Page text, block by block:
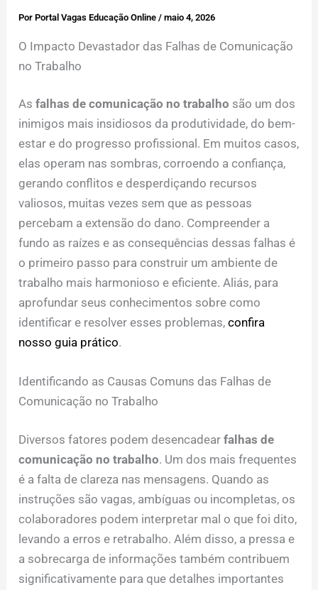
PorPortal Vagas Educação Online/maio 4, 2026
O Impacto Devastador das Falhas de Comunicação
no Trabalho
Asfalhas de comunicação no trabalho são um dos
inimigos mais insidiosos da produtividade, do bem-
estar e do progresso profissional. Em muitos casos,
elas operam nas sombras, corroendo a confiança,
gerando conflitos e desperdiçando recursos
valiosos, muitas vezes sem que as pessoas
percebam a extensão do dano. Compreender a
fundo as raízes e as consequências dessas falhas é
o primeiro passo para construir um ambiente de
trabalho mais harmonioso e eficiente. Aliás, para
aprofundar seus conhecimentos sobre como
identificar e resolver esses problemas,confira
nosso guia prático.
Identificando as Causas Comuns das Falhas de
Comunicação no Trabalho
Diversos fatores podem desencadearfalhas de
comunicação no trabalho. Um dos mais frequentes
é a falta de clareza nas mensagens. Quando as
instruções são vagas, ambíguas ou incompletas, os
colaboradores podem interpretar mal o que foi dito,
levando a erros e retrabalho. Além disso, a pressa e
a sobrecarga de informações também contribuem
significativamente para que detalhes importantes